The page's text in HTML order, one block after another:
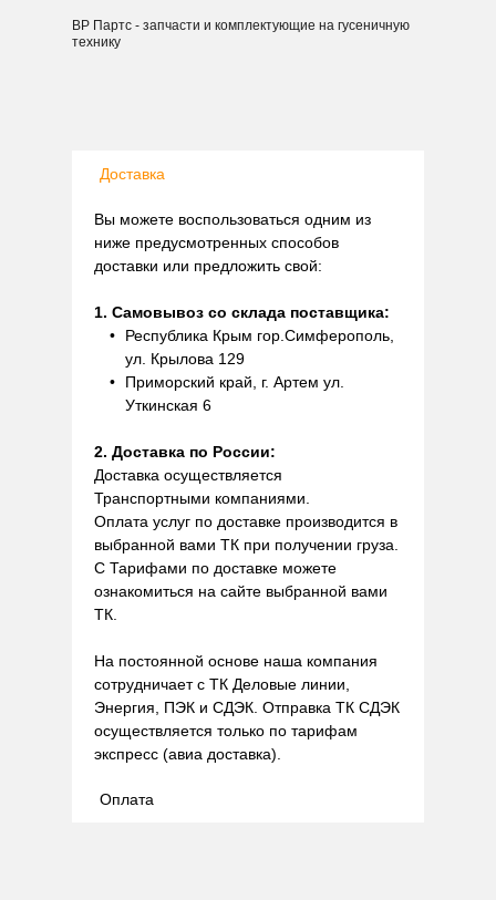
ВР Партс - запчасти и комплектующие на гусеничную
технику
Доставка
Вы можете воспользоваться одним из
ниже предусмотренных способов
доставки или предложить свой:
1. Самовывоз со склада поставщика:
Республика Крым гор.Симферополь,
ул. Крылова 129
Приморский край, г. Артем ул.
Уткинская 6
2. Доставка по России:
Доставка осуществляется
Транспортными компаниями.
Оплата услуг по доставке производится в
выбранной вами ТК при получении груза.
С Тарифами по доставке можете
ознакомиться на сайте выбранной вами
ТК.
На постоянной основе наша компания
сотрудничает с ТК Деловые линии,
Энергия, ПЭК и СДЭК. Отправка ТК СДЭК
осуществляется только по тарифам
экспресс (авиа доставка).
Оплата